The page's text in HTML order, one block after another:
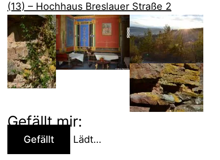
(13) – Hochhaus Breslauer Straße 2
Gefällt mir:
Gefällt Lädt…